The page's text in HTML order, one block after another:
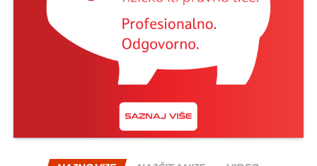
istorija je više puta pokazala da su strpljivi investitori
na kraju često nagrađeni.
Jedan od načina za ublažavanje rizika jeste
diverzifikacija – odnosno raspodjela sredstava na
mješovite i alternativne fondove. Na taj način se
smanjuje zavisnost od jednog tržišta ili sektora, a